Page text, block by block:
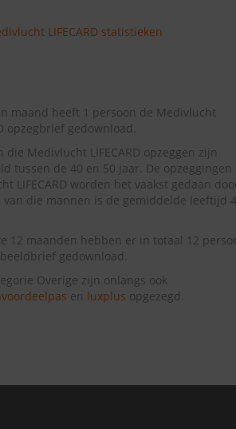
LIFECARD statistieken
maand heeft 1 persoon de Medivlucht
opzegbrief gedownload.
die Medivlucht LIFECARD opzeggen zijn
tussen de 40 en 50 jaar. De opzeggingen
LIFECARD worden het vaakst gedaan
van die mannen is de gemiddelde leeftijd
12 maanden hebben er in totaal 12
gedownload.
Overige zijn onlangs ook
en luxplus opgezegd.